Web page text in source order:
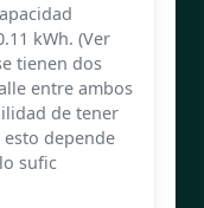
kWh. (Ver
tienen dos
entre ambos
de tener
depende
sufic